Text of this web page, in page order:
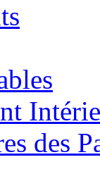
des